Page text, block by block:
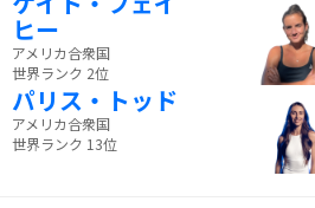
ヒー
アメリカ合衆国
世界ランク 2位
パリス・トッド
アメリカ合衆国
世界ランク 13位